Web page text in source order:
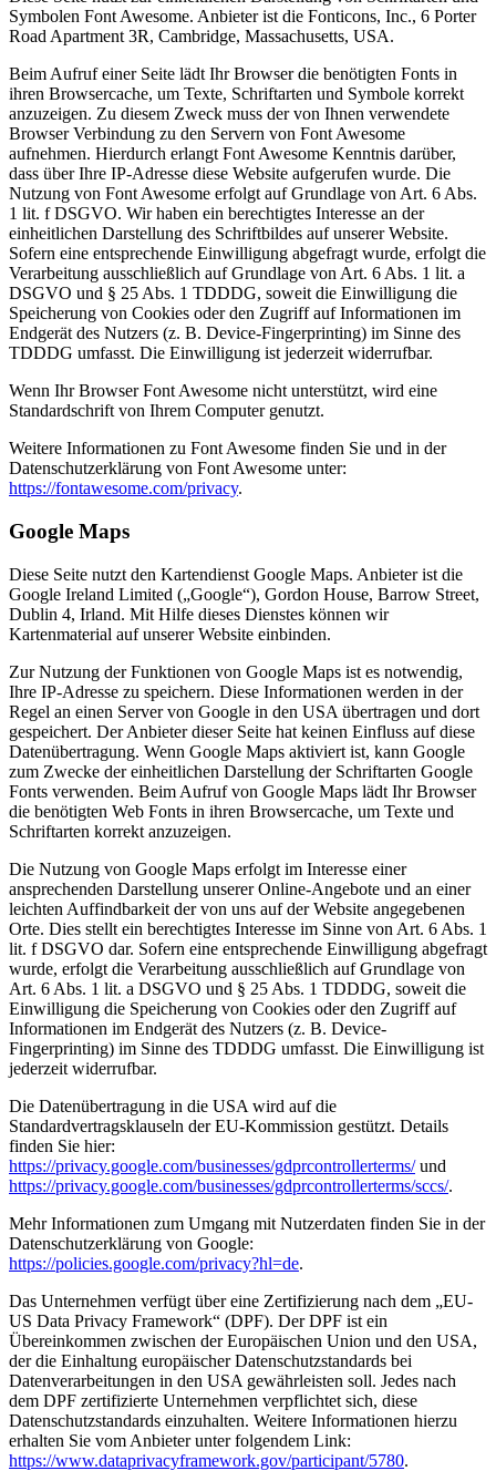
Symbolen Font Awesome. Anbieter ist die Fonticons, Inc., 6 Porter
Road Apartment 3R, Cambridge, Massachusetts, USA.
Beim Aufruf einer Seite lädt Ihr Browser die benötigten Fonts in
ihren Browsercache, um Texte, Schriftarten und Symbole korrekt
anzuzeigen. Zu diesem Zweck muss der von Ihnen verwendete
Browser Verbindung zu den Servern von Font Awesome
aufnehmen. Hierdurch erlangt Font Awesome Kenntnis darüber,
dass über Ihre IP-Adresse diese Website aufgerufen wurde. Die
Nutzung von Font Awesome erfolgt auf Grundlage von Art. 6 Abs.
1 lit. f DSGVO. Wir haben ein berechtigtes Interesse an der
einheitlichen Darstellung des Schriftbildes auf unserer Website.
Sofern eine entsprechende Einwilligung abgefragt wurde, erfolgt die
Verarbeitung ausschließlich auf Grundlage von Art. 6 Abs. 1 lit. a
DSGVO und § 25 Abs. 1 TDDDG, soweit die Einwilligung die
Speicherung von Cookies oder den Zugriff auf Informationen im
Endgerät des Nutzers (z. B. Device-Fingerprinting) im Sinne des
TDDDG umfasst. Die Einwilligung ist jederzeit widerrufbar.
Wenn Ihr Browser Font Awesome nicht unterstützt, wird eine
Standardschrift von Ihrem Computer genutzt.
Weitere Informationen zu Font Awesome finden Sie und in der
Datenschutzerklärung von Font Awesome unter:
https://fontawesome.com/privacy.
Google Maps
Diese Seite nutzt den Kartendienst Google Maps. Anbieter ist die
Google Ireland Limited („Google“), Gordon House, Barrow Street,
Dublin 4, Irland. Mit Hilfe dieses Dienstes können wir
Kartenmaterial auf unserer Website einbinden.
Zur Nutzung der Funktionen von Google Maps ist es notwendig,
Ihre IP-Adresse zu speichern. Diese Informationen werden in der
Regel an einen Server von Google in den USA übertragen und dort
gespeichert. Der Anbieter dieser Seite hat keinen Einfluss auf diese
Datenübertragung. Wenn Google Maps aktiviert ist, kann Google
zum Zwecke der einheitlichen Darstellung der Schriftarten Google
Fonts verwenden. Beim Aufruf von Google Maps lädt Ihr Browser
die benötigten Web Fonts in ihren Browsercache, um Texte und
Schriftarten korrekt anzuzeigen.
Die Nutzung von Google Maps erfolgt im Interesse einer
ansprechenden Darstellung unserer Online-Angebote und an einer
leichten Auffindbarkeit der von uns auf der Website angegebenen
Orte. Dies stellt ein berechtigtes Interesse im Sinne von Art. 6 Abs. 1
lit. f DSGVO dar. Sofern eine entsprechende Einwilligung abgefragt
wurde, erfolgt die Verarbeitung ausschließlich auf Grundlage von
Art. 6 Abs. 1 lit. a DSGVO und § 25 Abs. 1 TDDDG, soweit die
Einwilligung die Speicherung von Cookies oder den Zugriff auf
Informationen im Endgerät des Nutzers (z. B. Device-
Fingerprinting) im Sinne des TDDDG umfasst. Die Einwilligung ist
jederzeit widerrufbar.
Die Datenübertragung in die USA wird auf die
Standardvertragsklauseln der EU-Kommission gestützt. Details
finden Sie hier:
https://privacy.google.com/businesses/gdprcontrollerterms/und
https://privacy.google.com/businesses/gdprcontrollerterms/sccs/.
Mehr Informationen zum Umgang mit Nutzerdaten finden Sie in der
Datenschutzerklärung von Google:
https://policies.google.com/privacy?hl=de.
Das Unternehmen verfügt über eine Zertifizierung nach dem „EU-
US Data Privacy Framework“ (DPF). Der DPF ist ein
Übereinkommen zwischen der Europäischen Union und den USA,
der die Einhaltung europäischer Datenschutzstandards bei
Datenverarbeitungen in den USA gewährleisten soll. Jedes nach
dem DPF zertifizierte Unternehmen verpflichtet sich, diese
Datenschutzstandards einzuhalten. Weitere Informationen hierzu
erhalten Sie vom Anbieter unter folgendem Link:
https://www.dataprivacyframework.gov/participant/5780.